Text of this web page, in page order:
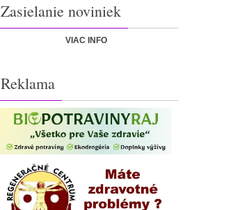
Zasielanie noviniek
VIAC INFO
Reklama